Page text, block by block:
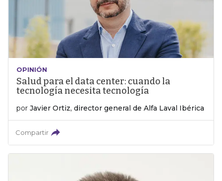
OPINIÓN
Salud para el data center: cuando la
tecnología necesita tecnología
por Javier Ortiz, director general de Alfa Laval Ibérica
Compartir